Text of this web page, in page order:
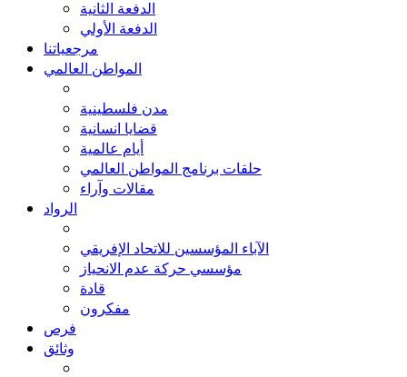
الدفعة الثانية
الدفعة الأولي
مرجعياتنا
المواطن العالمي
مدن فلسطينية
قضايا انسانية
أيام عالمية
حلقات برنامج المواطن العالمي
مقالات وآراء
الرواد
الآباء المؤسسين للاتحاد الإفريقي
مؤسسي حركة عدم الانحياز
قادة
مفكرون
فرص
وثائق